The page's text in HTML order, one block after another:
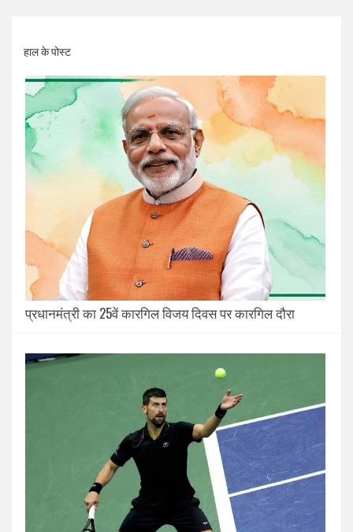
हाल के पोस्ट
प्रधानमंत्री का 25वें कारगिल विजय दिवस पर कारगिल दौरा